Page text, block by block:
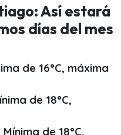
Así estará
días del mes
de 16°C, máxima
de 18°C,
de 18°C,